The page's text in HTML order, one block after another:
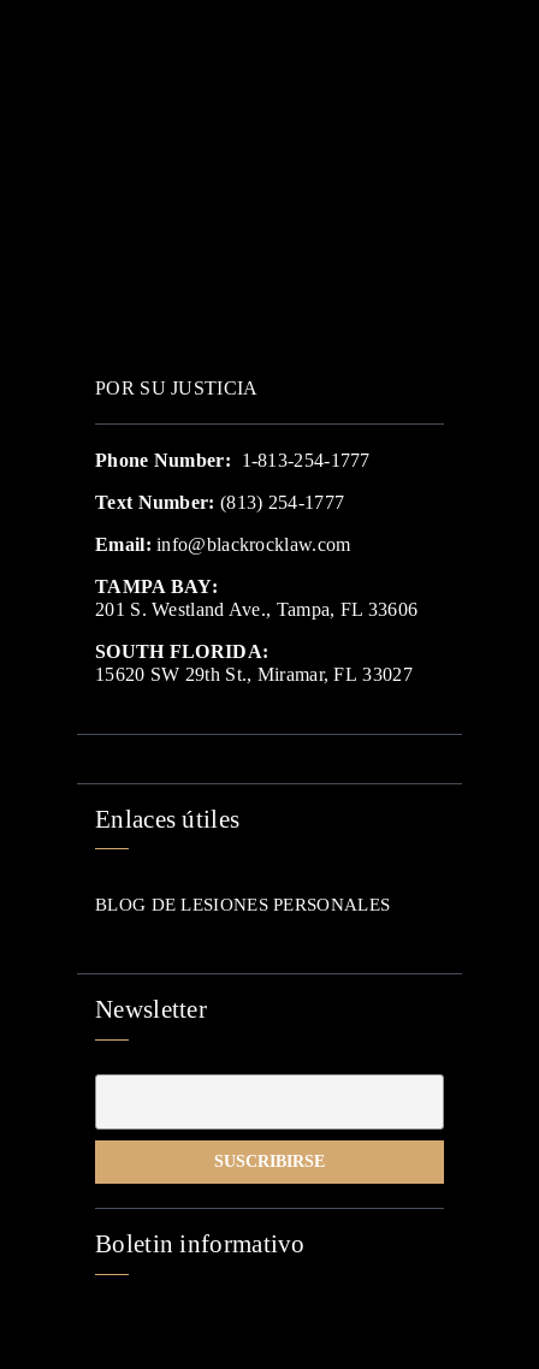
POR SU JUSTICIA
Phone Number: 1-813-254-1777
Text Number: (813) 254-1777
Email: info@blackrocklaw.com
TAMPA BAY:
201 S. Westland Ave., Tampa, FL 33606
SOUTH FLORIDA:
15620 SW 29th St., Miramar, FL 33027
Enlaces útiles
BLOG DE LESIONES PERSONALES
Newsletter
Boletin informativo